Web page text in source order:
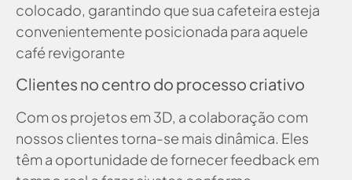
colocado, garantindo que sua cafeteira esteja
convenientemente posicionada para aquele
café revigorante
Clientes no centro do processo criativo
Com os projetos em 3D, a colaboração com
nossos clientes torna-se mais dinâmica. Eles
têm a oportunidade de fornecer feedback em